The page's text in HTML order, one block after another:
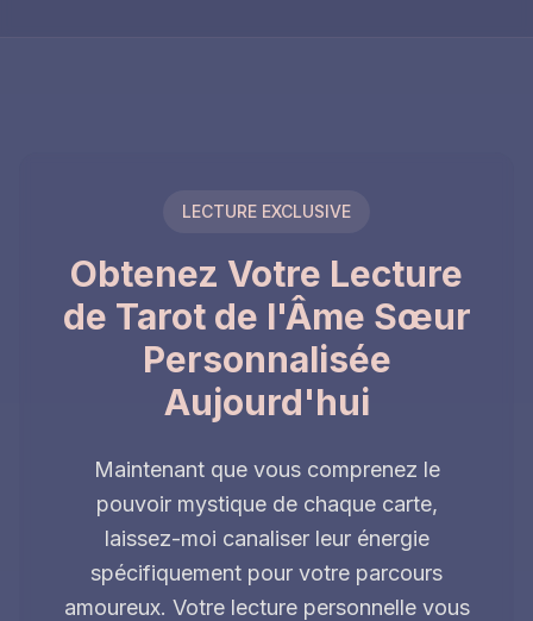
LECTURE EXCLUSIVE
Obtenez Votre Lecture
de Tarot de l'Âme Sœur
Personnalisée
Aujourd'hui
Maintenant que vous comprenez le
pouvoir mystique de chaque carte,
laissez-moi canaliser leur énergie
spécifiquement pour votre parcours
amoureux. Votre lecture personnelle vous